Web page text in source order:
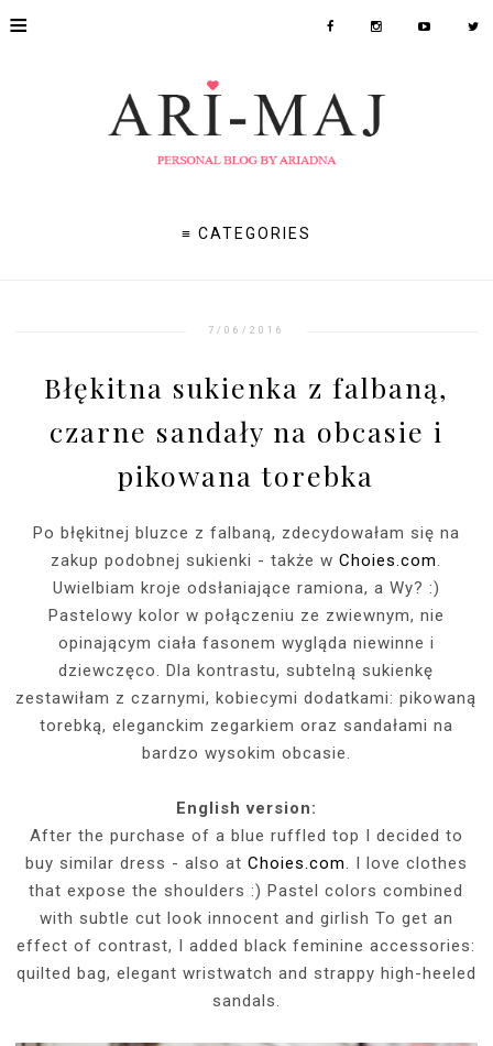
≡
≡ CATEGORIES
7/06/2016
Błękitna sukienka z falbaną,
czarne sandały na obcasie i
pikowana torebka
Po błękitnej bluzce z falbaną, zdecydowałam się na
zakup podobnej sukienki - także wChoies.com.
Uwielbiam kroje odsłaniające ramiona, a Wy? :)
Pastelowy kolor w połączeniu ze zwiewnym, nie
opinającym ciała fasonem wygląda niewinne i
dziewczęco. Dla kontrastu, subtelną sukienkę
zestawiłam z czarnymi, kobiecymi dodatkami: pikowaną
torebką, eleganckim zegarkiem oraz sandałami na
bardzo wysokim obcasie.
English version:
After the purchase of a blue ruffled top I decided to
buy similar dress - also at Choies.com. I love clothes
that expose the shoulders :) Pastel colors combined
with subtle cut look innocent and girlish To get an
effect of contrast, I added black feminine accessories:
quilted bag, elegant wristwatch and strappy high-heeled
sandals.